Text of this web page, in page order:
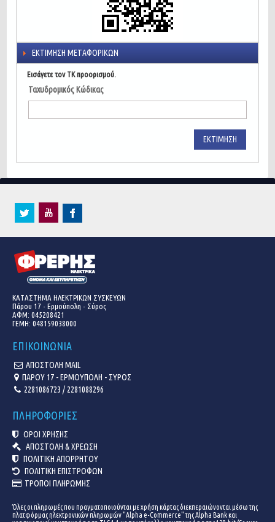
ΕΚΤΊΜΗΣΗ ΜΕΤΑΦΟΡΙΚΏΝ
Εισάγετε τον ΤΚ προορισμού.
Ταχυδρομικός Κώδικας
ΕΚΤΊΜΗΣΗ
ΚΑΤΑΣΤΗΜΑ ΗΛΕΚΤΡΙΚΩΝ ΣΥΣΚΕΥΩΝ
Πάρου 17 - Ερμούπολη - Σύρος
ΑΦΜ: 045208421
ΓΕΜΗ: 048159038000
ΕΠΙΚΟΙΝΩΝΙΑ
ΑΠΟΣΤΟΛΗ MAIL
ΠΑΡΟΥ 17 - ΕΡΜΟΥΠΟΛΗ - ΣΥΡΟΣ
2281086723 / 2281088296
ΠΛΗΡΟΦΟΡΙΕΣ
ΟΡΟΙ ΧΡΗΣΗΣ
ΑΠΟΣΤΟΛΗ & ΧΡΕΩΣΗ
ΠΟΛΙΤΙΚΗ ΑΠΟΡΡΗΤΟΥ
ΠΟΛΙΤΙΚΗ ΕΠΙΣΤΡΟΦΩΝ
ΤΡΟΠΟΙ ΠΛΗΡΩΜΗΣ
Όλες οι πληρωμές που πραγματοποιούνται με χρήση κάρτας διεκπεραιώνονται μέσω της
πλατφόρμας ηλεκτρονικών πληρωμών "Alpha e-Commerce" της Alpha Bank και